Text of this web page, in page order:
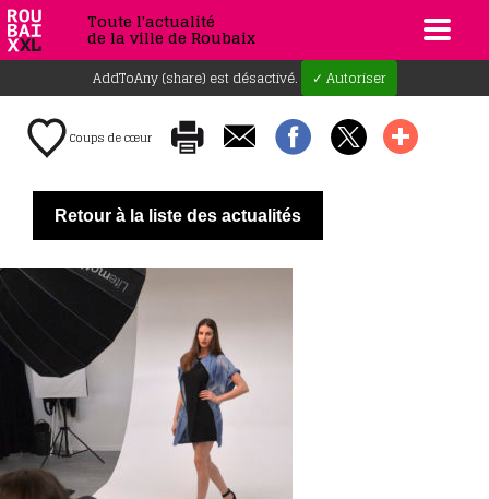
Toute l'actualité
de la ville de Roubaix
AddToAny (share) est désactivé. ✓ Autoriser
Coups de cœur
Retour à la liste des actualités